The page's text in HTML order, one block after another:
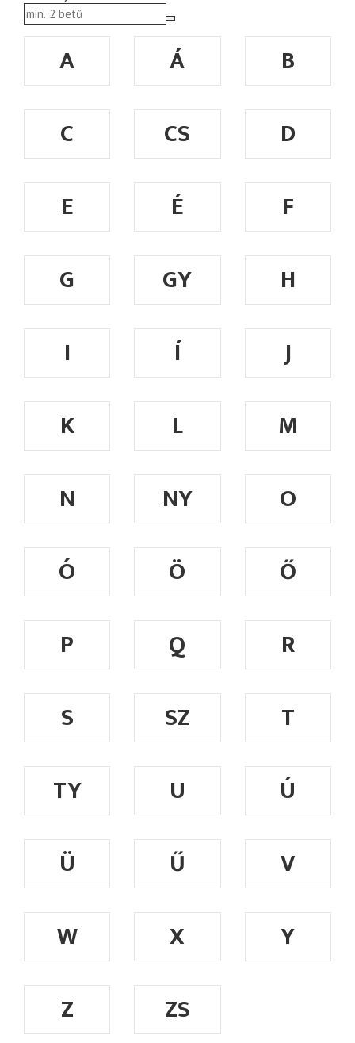
A Á
B
C
CS
D
E
É
F
G
GY
H
I
Í
J
K
L
M
N
NY
O
Ó
Ö
Ő
P
Q
R
S
SZ
T
TY
U
Ú
Ü
Ű
V
W
X
Y
Z
ZS